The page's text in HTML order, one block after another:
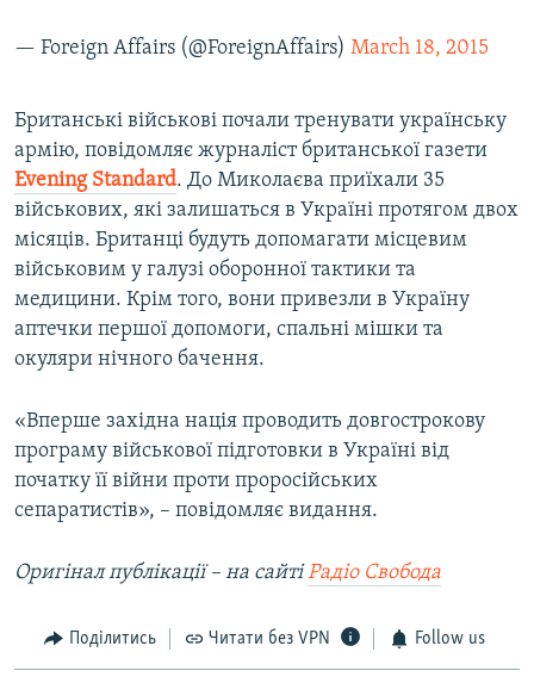
— Foreign Affairs (@ForeignAffairs) March 18, 2015
Британські військові почали тренувати українську
армію, повідомляє журналіст британської газети
EveningStandard. До Миколаєва приїхали 35
військових, які залишаться в Україні протягом двох
місяців. Британці будуть допомагати місцевим
військовим у галузі оборонної тактики та
медицини. Крім того, вони привезли в Україну
аптечки першої допомоги, спальні мішки та
окуляри нічного бачення.
«Вперше західна нація проводить довгострокову
програму військової підготовки в Україні від
початку її війни проти проросійських
сепаратистів», – повідомляє видання.
Оригінал публікації – на сайтіРадіо Свобода
Поділитись Читати без VPN Follow us